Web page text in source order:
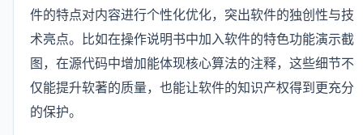
件的特点对内容进行个性化优化，突出软件的独创性与技
术亮点。比如在操作说明书中加入软件的特色功能演示截
图，在源代码中增加能体现核心算法的注释，这些细节不
仅能提升软著的质量，也能让软件的知识产权得到更充分
的保护。